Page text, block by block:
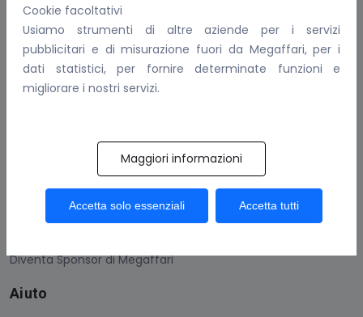
Cookie facoltativi
Usiamo strumenti di altre aziende per i servizi
pubblicitari e di misurazione fuori da Megaffari, per i
dati statistici, per fornire determinate funzioni e
migliorare i nostri servizi.
Maggiori informazioni
Accetta solo essenziali Accetta tutti
I nostri servizi
Informativa sulla privacy
Come gestiamo i cookie
Contattaci
Condizioni generali
Protezione acquisti
Diventa Sponsor di Megaffari
Aiuto